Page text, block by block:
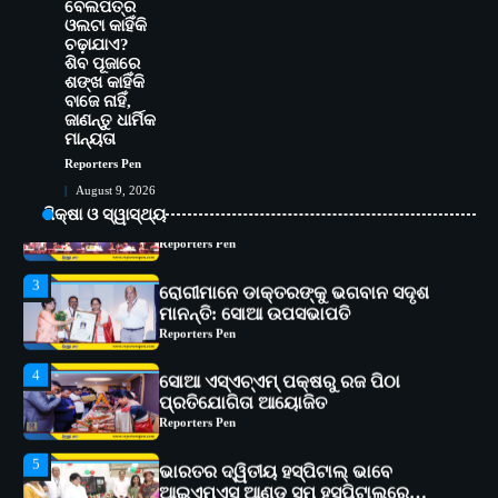
ବେଲପତ୍ର
ଓଲଟା କାହିଁକି
ଚଢ଼ାଯାଏ?
ଶିବ ପୂଜାରେ
ଶଙ୍ଖ କାହିଁକି
ବାଜେ ନାହିଁ,
ଜାଣନ୍ତୁ ଧାର୍ମିକ
ମାନ୍ୟତା
Reporters Pen
August 9, 2026
ଶିକ୍ଷା ଓ ସ୍ୱାସ୍ଥ୍ୟଅଗ୍ରଗତିର ସ୍ମୃତିଚାରଣ
Reporters Pen
3
ରୋଗୀମାନେ ଡାକ୍ତରଙ୍କୁ ଭଗବାନ ସଦୃଶ
ମାନନ୍ତି: ସୋଆ ଉପସଭାପତି
Reporters Pen
4
ସୋଆ ଏସ୍‌ଏଚ୍‌ଏମ୍ ପକ୍ଷରୁ ରଜ ପିଠା
ପ୍ରତିଯୋଗିତା ଆୟୋଜିତ
Reporters Pen
5
ଭାରତର ଦ୍ୱିତୀୟ ହସ୍ପିଟାଲ୍ ଭାବେ
ଆଇଏମ୍‌ଏସ୍ ଆଣ୍ଡ ସମ ହସ୍ପିଟାଲ୍‌ରେ
ଅତ୍ୟାଧୁନିକ ଡିଜିସ୍କାନର ସ୍ଥାପନ
Reporters Pen